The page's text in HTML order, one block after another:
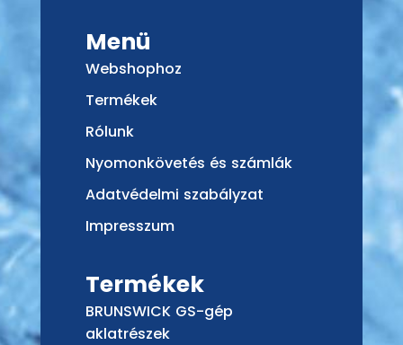
Menü
Webshophoz
Termékek
Rólunk
Nyomonkövetés és számlák
Adatvédelmi szabályzat
Impresszum
Termékek
BRUNSWICK GS-gép
aklatrészek